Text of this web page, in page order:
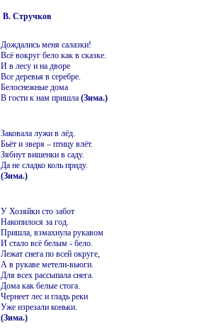
В. Стручков
Дождались меня салазки!
Всё вокруг бело как в сказке.
И в лесу и на дворе
Все деревья в серебре.
Белоснежные дома
В гости к нам пришла(Зима.)
Заковала лужи в лёд.
Бьёт и зверя – птицу влёт.
Зябнут вишенки в саду.
Да не сладко коль приду.
(Зима.)
У Хозяйки сто забот
Накопилося за год.
Пришла, взмахнула рукавом
И стало всё белым - бело.
Лежат снега по всей округе,
А в рукаве метели-вьюги.
Для всех рассыпала снега.
Дома как белые стога.
Чернеет лес и гладь реки
Уже изрезали коньки.
(Зима.)